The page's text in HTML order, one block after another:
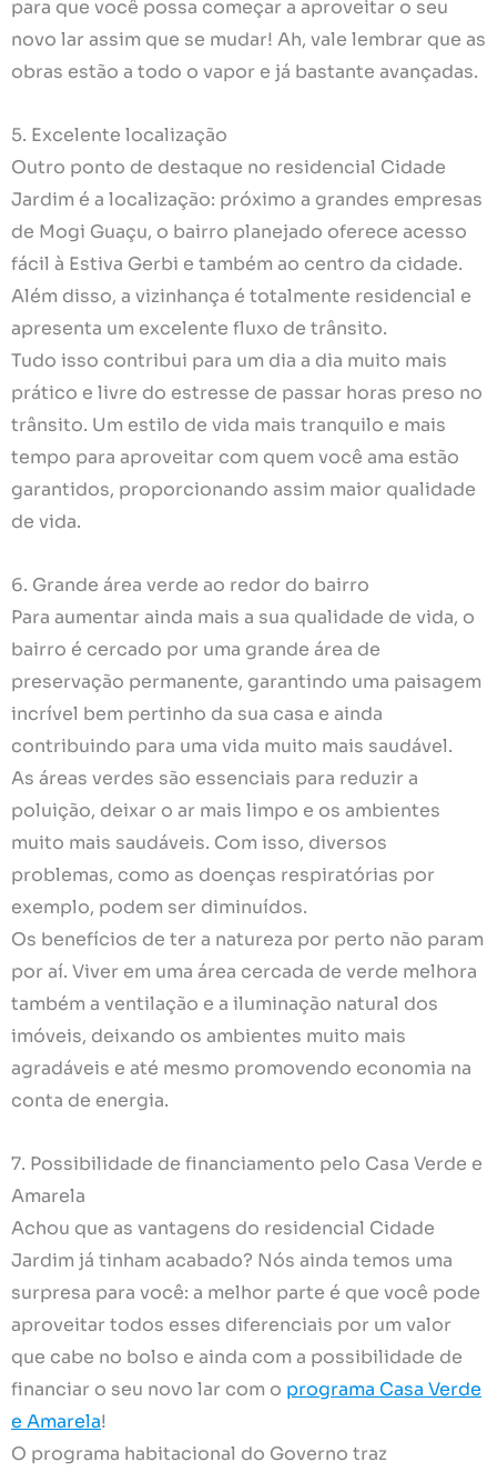
para que você possa começar a aproveitar o seu
novo lar assim que se mudar! Ah, vale lembrar que as
obras estão a todo o vapor e já bastante avançadas.
5. Excelente localização
Outro ponto de destaque no residencial Cidade
Jardim é a localização: próximo a grandes empresas
de Mogi Guaçu, o bairro planejado oferece acesso
fácil à Estiva Gerbi e também ao centro da cidade.
Além disso, a vizinhança é totalmente residencial e
apresenta um excelente fluxo de trânsito.
Tudo isso contribui para um dia a dia muito mais
prático e livre do estresse de passar horas preso no
trânsito. Um estilo de vida mais tranquilo e mais
tempo para aproveitar com quem você ama estão
garantidos, proporcionando assim maior qualidade
de vida.
6. Grande área verde ao redor do bairro
Para aumentar ainda mais a sua qualidade de vida, o
bairro é cercado por uma grande área de
preservação permanente, garantindo uma paisagem
incrível bem pertinho da sua casa e ainda
contribuindo para uma vida muito mais saudável.
As áreas verdes são essenciais para reduzir a
poluição, deixar o ar mais limpo e os ambientes
muito mais saudáveis. Com isso, diversos
problemas, como as doenças respiratórias por
exemplo, podem ser diminuídos.
Os benefícios de ter a natureza por perto não param
por aí. Viver em uma área cercada de verde melhora
também a ventilação e a iluminação natural dos
imóveis, deixando os ambientes muito mais
agradáveis e até mesmo promovendo economia na
conta de energia.
7. Possibilidade de financiamento pelo Casa Verde e
Amarela
Achou que as vantagens do residencial Cidade
Jardim já tinham acabado? Nós ainda temos uma
surpresa para você: a melhor parte é que você pode
aproveitar todos esses diferenciais por um valor
que cabe no bolso e ainda com a possibilidade de
financiar o seu novo lar com o programa Casa Verde
e Amarela!
O programa habitacional do Governo traz